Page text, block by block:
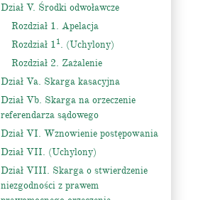
Dział V. Środki odwoławcze
Rozdział 1. Apelacja
Rozdział 11. (Uchylony)
Rozdział 2. Zażalenie
Dział Va. Skarga kasacyjna
Dział Vb. Skarga na orzeczenie
referendarza sądowego
Dział VI. Wznowienie postępowania
Dział VII. (Uchylony)
Dział VIII. Skarga o stwierdzenie
niezgodności z prawem